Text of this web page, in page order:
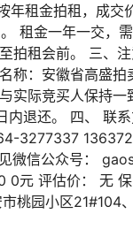
租金拍租，成
租金一年一交，
拍租会前。 三、
称：安徽省高盛
实际竞买人保持
内退还。 四、 联
3277337
微信公众号：
元 评估价： 无
桃园小区21#104